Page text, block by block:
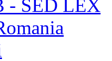
- SED LEX